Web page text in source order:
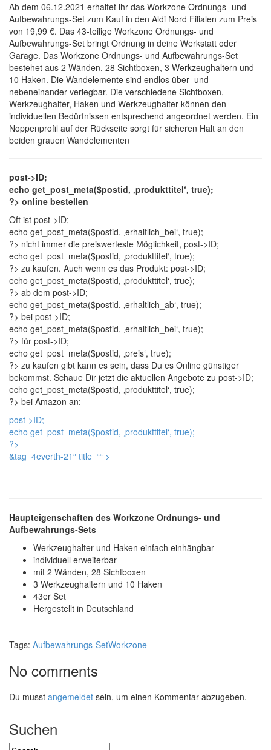
Ab dem 06.12.2021 erhaltet ihr das Workzone Ordnungs- und
Aufbewahrungs-Set zum Kauf in den Aldi Nord Filialen zum Preis
von 19,99 €. Das 43-teilige Workzone Ordnungs- und
Aufbewahrungs-Set bringt Ordnung in deine Werkstatt oder
Garage. Das Workzone Ordnungs- und Aufbewahrungs-Set
bestehet aus 2 Wänden, 28 Sichtboxen, 3 Werkzeughaltern und
10 Haken. Die Wandelemente sind endlos über- und
nebeneinander verlegbar. Die verschiedene Sichtboxen,
Werkzeughalter, Haken und Werkzeughalter können den
individuellen Bedürfnissen entsprechend angeordnet werden. Ein
Noppenprofil auf der Rückseite sorgt für sicheren Halt an den
beiden grauen Wandelementen
post->ID;
echo get_post_meta($postid, ‚produkttitel‘, true);
?> online bestellen
Oft ist post->ID;
echo get_post_meta($postid, ‚erhaltlich_bei‘, true);
?> nicht immer die preiswerteste Möglichkeit, post->ID;
echo get_post_meta($postid, ‚produkttitel‘, true);
?> zu kaufen. Auch wenn es das Produkt: post->ID;
echo get_post_meta($postid, ‚produkttitel‘, true);
?> ab dem post->ID;
echo get_post_meta($postid, ‚erhaltlich_ab‘, true);
?> bei post->ID;
echo get_post_meta($postid, ‚erhaltlich_bei‘, true);
?> für post->ID;
echo get_post_meta($postid, ‚preis‘, true);
?> zu kaufen gibt kann es sein, dass Du es Online günstiger
bekommst. Schaue Dir jetzt die aktuellen Angebote zu post->ID;
echo get_post_meta($postid, ‚produkttitel‘, true);
?> bei Amazon an:
post->ID;
echo get_post_meta($postid, ‚produkttitel‘, true);
?>
&tag=4everth-21″ title=““ >
Haupteigenschaften des Workzone Ordnungs- und
Aufbewahrungs-Sets
Werkzeughalter und Haken einfach einhängbar
individuell erweiterbar
mit 2 Wänden, 28 Sichtboxen
3 Werkzeughaltern und 10 Haken
43er Set
Hergestellt in Deutschland
Tags: Aufbewahrungs-SetWorkzone
No comments
Du musst angemeldet sein, um einen Kommentar abzugeben.
Suchen